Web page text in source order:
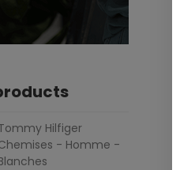
Hilfiger
- Homme -